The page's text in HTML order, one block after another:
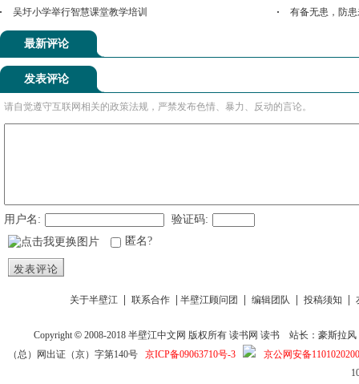
吴圩小学举行智慧课堂教学培训
有备无患，防
最新评论
发表评论
请自觉遵守互联网相关的政策法规，严禁发布色情、暴力、反动的言论。
用户名:
验证码:
匿名?
发表评论
关于半壁江 联系合作 半壁江顾问团 编辑团队 投稿须知
Copyright © 2008-2018半壁江中文网 版权所有读书网 读书
站长：豪斯拉风
（总）网出证（京）字第140号 京ICP备09063710号-3
京公网安备